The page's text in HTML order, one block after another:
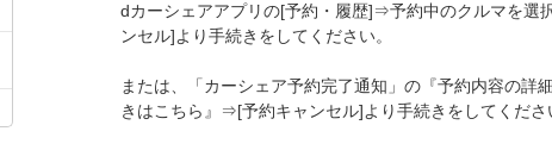
dカーシェアアプリの[予約・履歴]⇒予約中のクルマを選
ンセル]より手続きをしてください。
または、「カーシェア予約完了通知」の『予約内容の詳
きはこちら』⇒[予約キャンセル]より手続きをしてくださ